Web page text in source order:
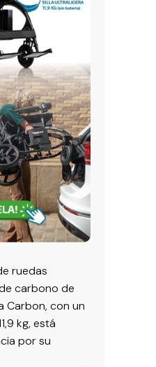
ruedas
carbono de
Carbon, con un
kg, está
por su